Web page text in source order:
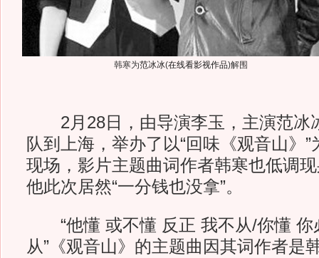
韩寒为范冰冰(在线看影视作品)解围
2月28日，由导演李玉，主演范冰
队到上海，举办了以“回味《观音山》
现场，影片主题曲词作者韩寒也低调现
他此次居然“一分钱也没拿”。
“他懂 或不懂 反正 我不从/你懂 你
从”《观音山》的主题曲因其词作者是